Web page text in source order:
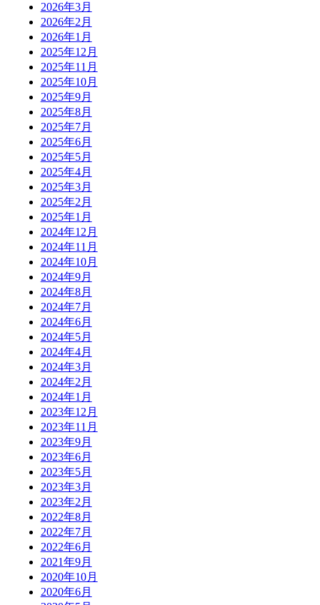
2026年3月
2026年2月
2026年1月
2025年12月
2025年11月
2025年10月
2025年9月
2025年8月
2025年7月
2025年6月
2025年5月
2025年4月
2025年3月
2025年2月
2025年1月
2024年12月
2024年11月
2024年10月
2024年9月
2024年8月
2024年7月
2024年6月
2024年5月
2024年4月
2024年3月
2024年2月
2024年1月
2023年12月
2023年11月
2023年9月
2023年6月
2023年5月
2023年3月
2023年2月
2022年8月
2022年7月
2022年6月
2021年9月
2020年10月
2020年6月